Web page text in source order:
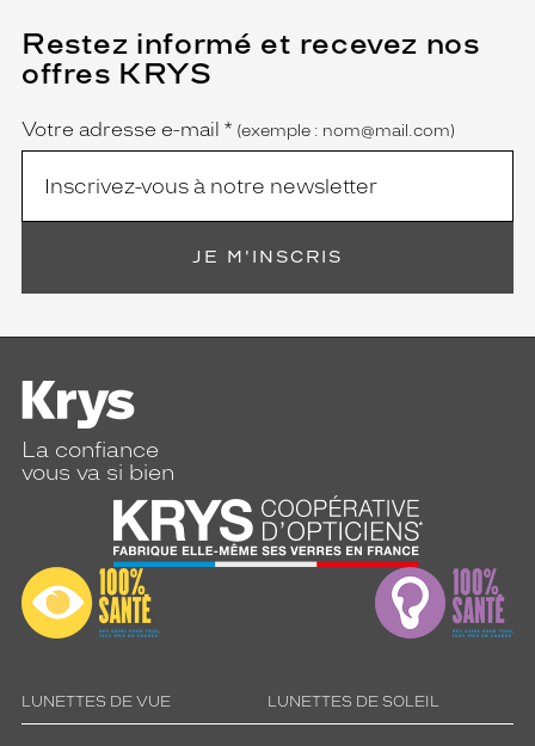
Restez informé et recevez nos
offres KRYS
Name
Votre adresse e-mail *
(Ce
champ
est
(exemple : nom@mail.com)
JE M'INSCRIS
La confiance
vous va si bien
LUNETTES DE VUE LUNETTES DE SOLEIL